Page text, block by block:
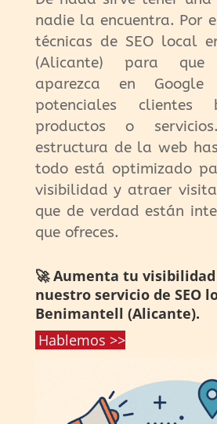
nadie la encuentra. Por
técnicas de SEO local
(Alicante) para
aparezca en
potenciales clientes
productos o
estructura de la web
todo está optimizado
visibilidad y atraer
que de verdad están
que ofreces.
🚀 Aumenta tu
nuestro servicio de SEO
Benimantell (Alicante).
Hablemos >>